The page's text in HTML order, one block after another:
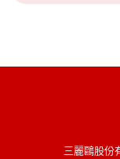
三麗鷗股份